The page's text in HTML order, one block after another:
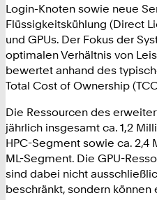
Login-Knoten sowie neue
Flüssigkeitskühlung (Direct
und GPUs. Der Fokus der
optimalen Verhältnis von
bewertet anhand des
Total Cost of Ownership
Die Ressourcen des
jährlich insgesamt ca. 1,2
HPC-Segment sowie ca. 2,4
ML-Segment. Die GPU-
sind dabei nicht
beschränkt, sondern